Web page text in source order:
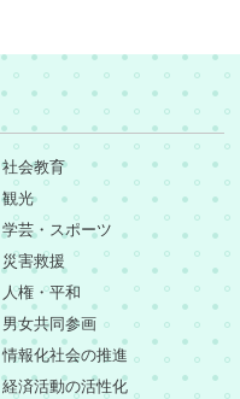
社会教育
観光
学芸・スポーツ
災害救援
人権・平和
男女共同参画
情報化社会の推進
経済活動の活性化